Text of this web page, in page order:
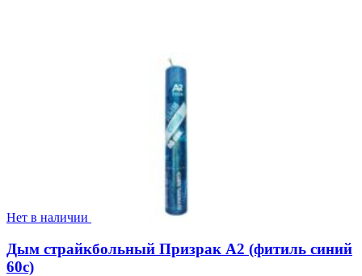
Нет в наличии
Дым страйкбольный Призрак А2 (фитиль синий
60с)